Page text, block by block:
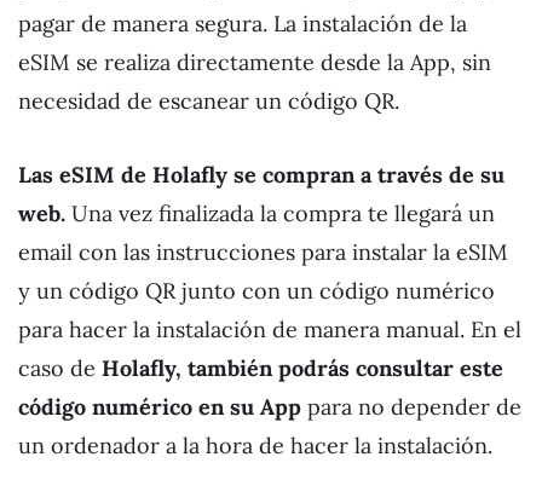
pagar de manera segura. La instalación de la
eSIM se realiza directamente desde la App, sin
necesidad de escanear un código QR.
Las eSIM de Holafly se compran a través de su
web. Una vez finalizada la compra te llegará un
email con las instrucciones para instalar la eSIM
y un código QR junto con un código numérico
para hacer la instalación de manera manual. En el
caso de Holafly, también podrás consultar este
código numérico en su App para no depender de
un ordenador a la hora de hacer la instalación.